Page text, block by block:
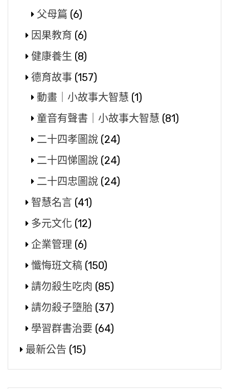
父母篇 (6)
因果教育 (6)
健康養生 (8)
德育故事 (157)
動畫｜小故事大智慧 (1)
童音有聲書｜小故事大智慧 (81)
二十四孝圖說 (24)
二十四悌圖說 (24)
二十四忠圖說 (24)
智慧名言 (41)
多元文化 (12)
企業管理 (6)
懺悔班文稿 (150)
請勿殺生吃肉 (85)
請勿殺子墮胎 (37)
學習群書治要 (64)
最新公告 (15)